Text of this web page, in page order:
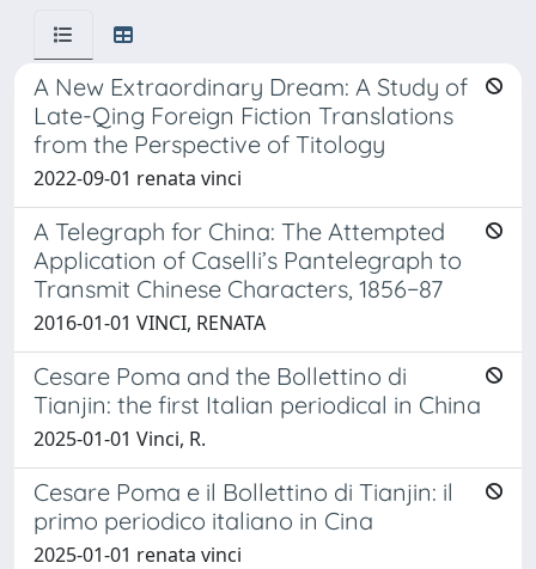
A New Extraordinary Dream: A Study of
Late-Qing Foreign Fiction Translations
from the Perspective of Titology
2022-09-01 renata vinci
A Telegraph for China: The Attempted
Application of Caselli’s Pantelegraph to
Transmit Chinese Characters, 1856−87
2016-01-01 VINCI, RENATA
Cesare Poma and the Bollettino di
Tianjin: the first Italian periodical in China
2025-01-01 Vinci, R.
Cesare Poma e il Bollettino di Tianjin: il
primo periodico italiano in Cina
2025-01-01 renata vinci